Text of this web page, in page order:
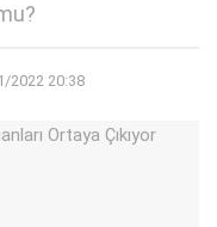
2022 20:38